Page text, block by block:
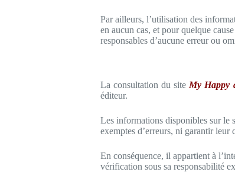
Par ailleurs, l’utilisation des
en aucun cas, et pour quelque
responsables d’aucune erreur ou
La consultation du site My Happy
éditeur.
Les informations disponibles sur le
exemptes d’erreurs, ni garantir
En conséquence, il appartient à
vérification sous sa responsabilité